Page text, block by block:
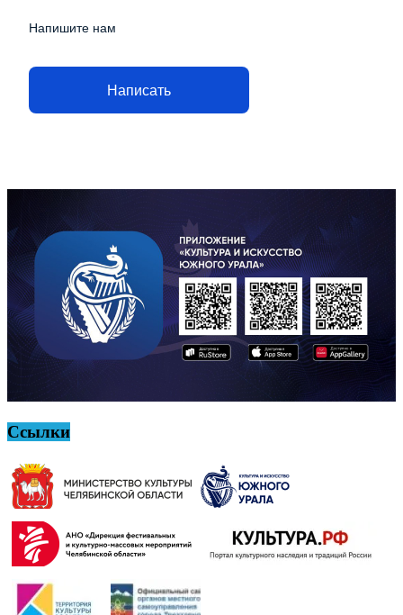
Напишите нам
Написать
Ссылки